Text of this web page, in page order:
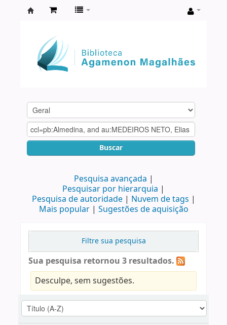
Agamenon
Magalhães
Buscar
Pesquisa avançada
Pesquisar por hierarquia
Pesquisa de autoridade
Nuvem de tags
Mais popular
Sugestões de aquisição
Filtre sua pesquisa
Sua pesquisa retornou 3 resultados.
Desculpe, sem sugestões.